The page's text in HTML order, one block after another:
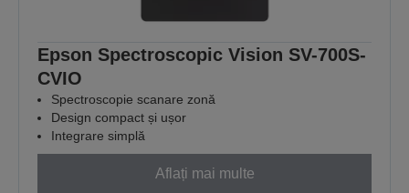
Epson Spectroscopic Vision SV-700S-
CVIO
Spectroscopie scanare zonă
Design compact și ușor
Integrare simplă
Aflați mai multe